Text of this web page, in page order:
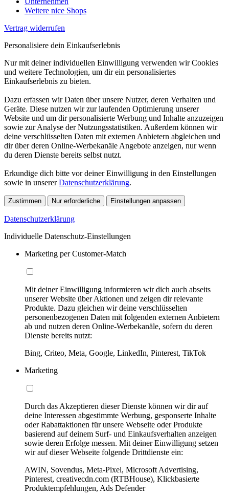
Weitere nice Shops
Vertrag widerrufen
Personalisiere dein Einkaufserlebnis
Nur mit deiner individuellen Einwilligung verwenden wir Cookies
und weitere Technologien, um dir ein personalisiertes
Einkaufserlebnis zu bieten.
Dazu erfassen wir Daten über unsere Nutzer, deren Verhalten und
Geräte. Diese nutzen wir zur laufenden Optimierung unserer
Website und um dir personalisierte Werbung und Inhalte anzuzeigen
sowie zur Analyse der Nutzungsstatistiken. Außerdem können wir
deine verschlüsselten Daten mit externen Anbietern abgleichen und
dir über deren Online-Werbekanäle Angebote anzeigen, nur wenn
du deren Dienste bereits selbst nutzt.
Erkundige dich bitte vor deiner Einwilligung in den Einstellungen
sowie in unsererDatenschutzerklärung.
Zustimmen Nur erforderliche Einstellungen anpassen
Datenschutzerklärung
Individuelle Datenschutz-Einstellungen
Marketing per Customer-Match
Mit deiner Einwilligung informieren wir dich auch abseits
unserer Website über Aktionen und zeigen dir relevante
Produkte. Dazu gleichen wir deine verschlüsselten
personenbezogenen Daten mit folgenden externen Anbietern
ab und nutzen deren Online-Werbekanäle, sofern du deren
Dienste bereits nutzt:
Bing, Criteo, Meta, Google, LinkedIn, Pinterest, TikTok
Marketing
Durch das Akzeptieren dieser Dienste können wir dir auf
deine Interessen abgestimmte Werbung, gesponserte Inhalte
oder Rabattaktionen für unsere Webseite oder Produkte
basierend auf deinem Surf- und Einkaufsverhalten anzeigen
sowie deren Erfolge messen. Mit deiner Einwilligung setzen
wir auf dieser Webseite folgende Drittdienste ein:
AWIN, Sovendus, Meta-Pixel, Microsoft Advertising,
Pinterest, creativecdn.com (RTBHouse), Klickbasierte
Produktempfehlungen, Ads Defender